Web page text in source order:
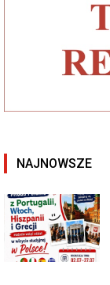
NAJNOWSZE